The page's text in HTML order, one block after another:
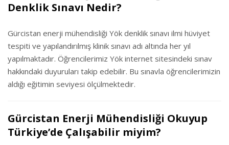
Denklik Sınavı Nedir?
Gürcistan enerji mühendisliği Yök denklik sınavı ilmi hüviyet
tespiti ve yapılandırılmış klinik sınavı adı altında her yıl
yapılmaktadır. Öğrencilerimiz Yök internet sitesindeki sınav
hakkındaki duyuruları takip edebilir. Bu sınavla öğrencilerimizin
aldığı eğitimin seviyesi ölçülmektedir.
Gürcistan Enerji Mühendisliği Okuyup
Türkiye’de Çalışabilir miyim?